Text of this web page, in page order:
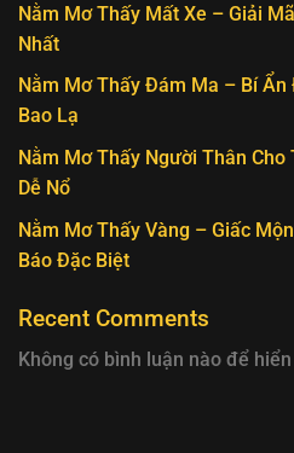
Nằm Mơ Thấy Mất Xe – Giải
Nhất
Nằm Mơ Thấy Đám Ma – Bí
Bao Lạ
Nằm Mơ Thấy Người Thân
Dễ Nổ
Nằm Mơ Thấy Vàng – Giấc
Báo Đặc Biệt
Recent Comments
Không có bình luận nào để